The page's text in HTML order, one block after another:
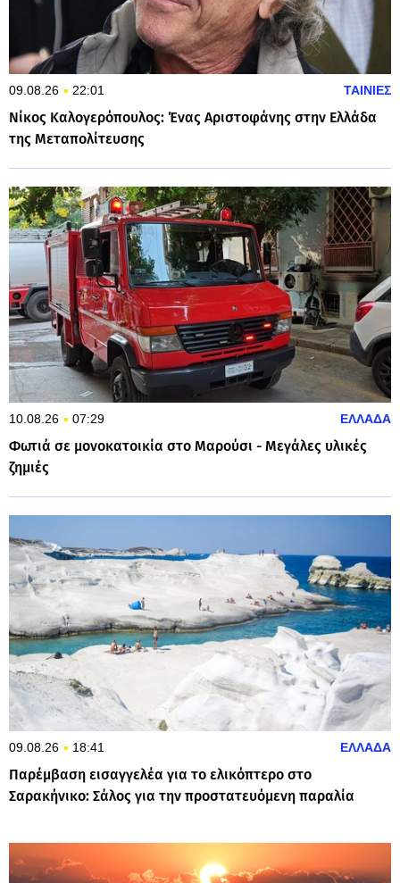
09.08.26 22:01 ΤΑΙΝΙΕΣ
Νίκος Καλογερόπουλος: Ένας Αριστοφάνης στην Ελλάδα
της Μεταπολίτευσης
10.08.26 07:29 ΕΛΛΑΔΑ
Φωτιά σε μονοκατοικία στο Μαρούσι - Μεγάλες υλικές
ζημιές
09.08.26 18:41 ΕΛΛΑΔΑ
Παρέμβαση εισαγγελέα για το ελικόπτερο στο
Σαρακήνικο: Σάλος για την προστατευόμενη παραλία